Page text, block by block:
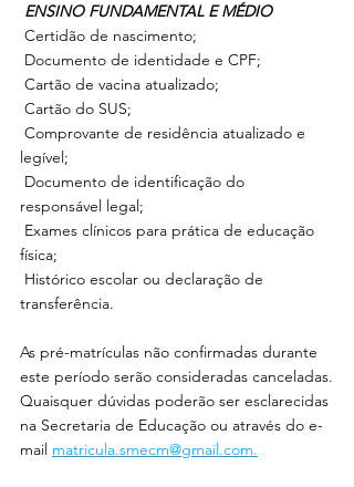
ENSINO FUNDAMENTAL E MÉDIO
Certidão de nascimento;
Documento de identidade e CPF;
Cartão de vacina atualizado;
Cartão do SUS;
legível;
responsável legal;
física;
transferência.
As pré-matrículas não confirmadas durante
este período serão consideradas canceladas.
Quaisquer dúvidas poderão ser esclarecidas
na Secretaria de Educação ou através do e-
mail matricula.smecm@gmail.com.